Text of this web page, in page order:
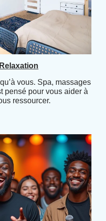
vous. Spa, massages
pensé pour vous aider à
ressourcer.